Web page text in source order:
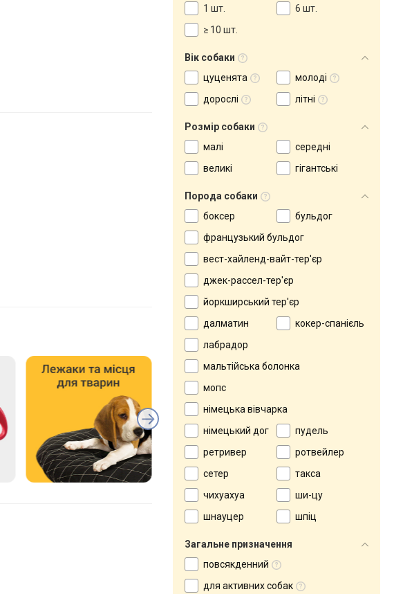
1 шт.
6 шт.
≥ 10 шт.
Вік собаки
цуценята
молоді
дорослі
літні
Розмір собаки
малі
середні
великі
гігантські
Порода собаки
боксер
бульдог
французький бульдог
вест-хайленд-вайт-тер'єр
джек-рассел-тер'єр
йоркширський тер'єр
далматин
кокер-спанієль
лабрадор
мальтійська болонка
мопс
німецька вівчарка
німецький дог
пудель
ретривер
ротвейлер
сетер
такса
чихуахуа
ши-цу
шнауцер
шпіц
Загальне призначення
повсякденний
для активних собак